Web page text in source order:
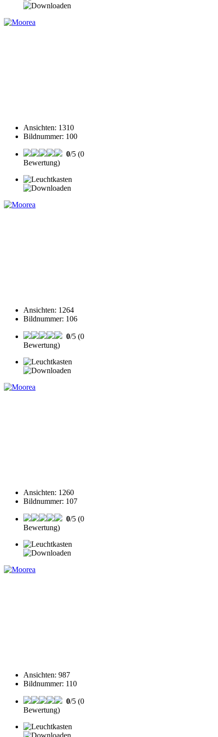
Ansichten: 1310
Bildnummer: 100
0/5 (0
Bewertung)
Ansichten: 1264
Bildnummer: 106
0/5 (0
Bewertung)
Ansichten: 1260
Bildnummer: 107
0/5 (0
Bewertung)
Ansichten: 987
Bildnummer: 110
0/5 (0
Bewertung)